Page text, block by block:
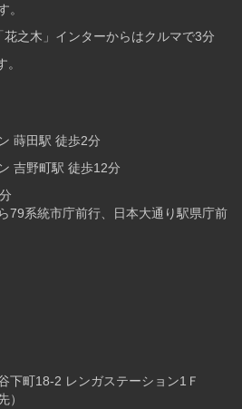
。
之木」インターからはクルマで3分
蒔田駅 徒歩2分
吉野町駅 徒歩12分
79系統市庁前行、日本大通り駅県庁前
下町18-2 レンガステーション1Ｆ
）